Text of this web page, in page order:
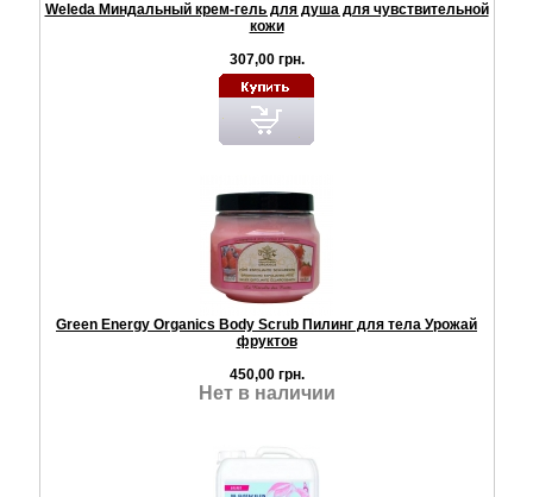
Weleda Миндальный крем-гель для душа для чувствительной
кожи
307,00 грн.
Green Energy Organics Body Scrub Пилинг для тела Урожай
фруктов
450,00 грн.
Нет в наличии